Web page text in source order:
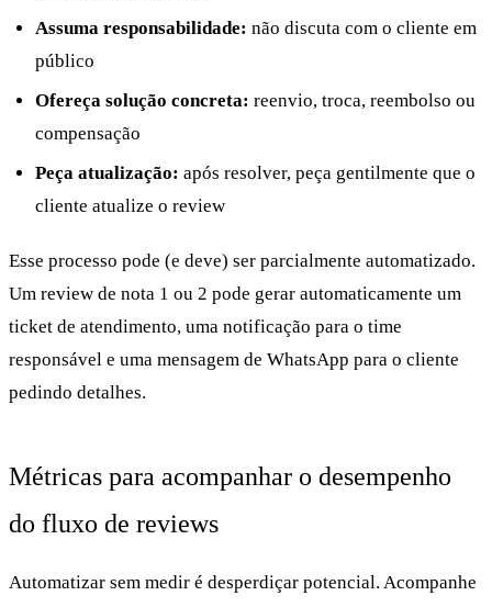
Assuma responsabilidade: não discuta com o cliente em
público
Ofereça solução concreta: reenvio, troca, reembolso ou
compensação
Peça atualização: após resolver, peça gentilmente que o
cliente atualize o review
Esse processo pode (e deve) ser parcialmente automatizado.
Um review de nota 1 ou 2 pode gerar automaticamente um
ticket de atendimento, uma notificação para o time
responsável e uma mensagem de WhatsApp para o cliente
pedindo detalhes.
Métricas para acompanhar o desempenho
do fluxo de reviews
Automatizar sem medir é desperdiçar potencial. Acompanhe